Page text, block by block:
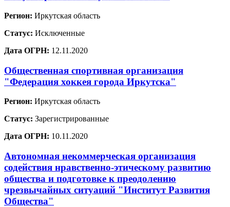
Регион: Иркутская область
Статус: Исключенные
Дата ОГРН: 12.11.2020
Общественная спортивная организация
"Федерация хоккея города Иркутска"
Регион: Иркутская область
Статус: Зарегистрированные
Дата ОГРН: 10.11.2020
Автономная некоммерческая организация
содействия нравственно-этическому развитию
общества и подготовке к преодолению
чрезвычайных ситуаций "Институт Развития
Общества"